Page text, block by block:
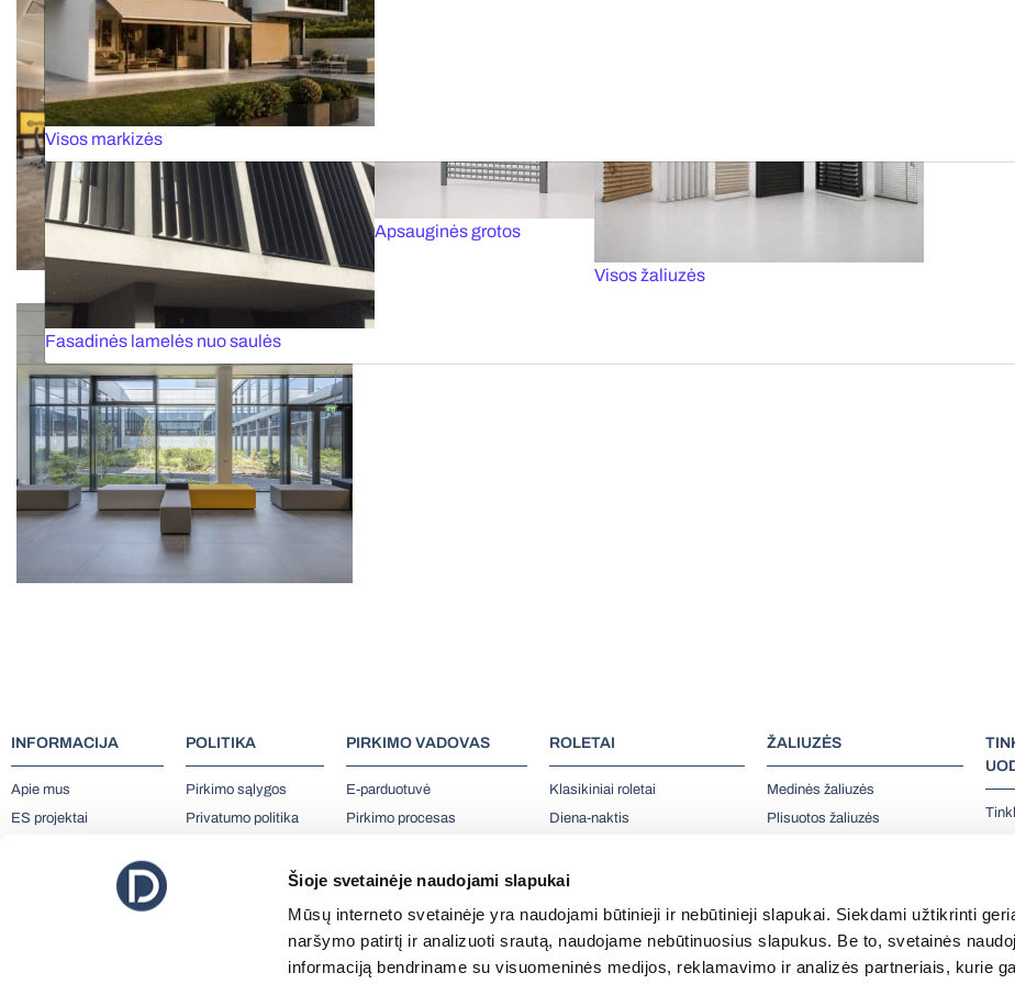
Šioje svetainėje naudojami slapukai
Mūsų interneto svetainėje yra naudojami būtinieji ir nebūtinieji slapukai. Siekdami užtikrinti
naršymo patirtį ir analizuoti srautą, naudojame nebūtinuosius slapukus. Be to, svetainės
informaciją bendriname su visuomeninės medijos, reklamavimo ir analizės partneriais, kurie
Fasadinės lamelės nuo saulės
Apsauginės grotos
Visos žaliuzės
Dokinės sistemos
Visos markizės
INFORMACIJA
Apie mus
ES projektai
POLITIKA
Pirkimo sąlygos
Privatumo politika
Kokybė ir garantija
PIRKIMO VADOVAS
E-parduotuvė
Pirkimo procesas
Pristatymas
Pretenzijos forma
ROLETAI
Klasikiniai roletai
Diena-naktis
Elektriniai roletai
ATLIKTI DARBAI
ŽALIUZĖS
Medinės žaliuzės
Plisuotos žaliuzės
Skandinaviško stiliaus žaliuzės
Užuolaidos ir e-karnizai